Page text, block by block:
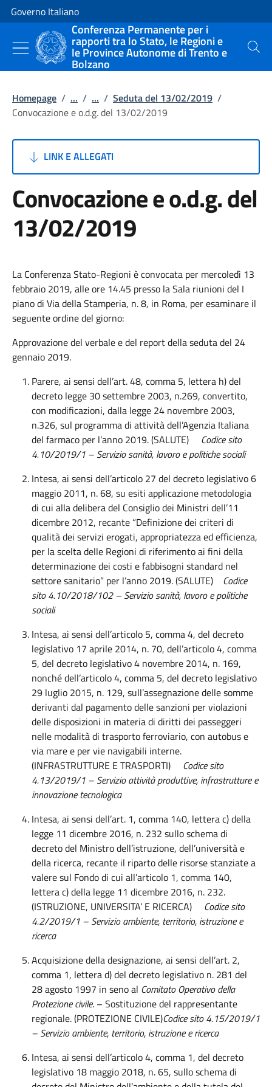
Vai al contenuto
Vai alla navigazione del sito
Governo Italiano
Conferenza Permanente per i
rapporti tra lo Stato, le Regioni e
le Province Autonome di Trento e
Bolzano
Cerca
Homepage / ... / ... / Seduta del 13/02/2019 /
Convocazione e o.d.g. del 13/02/2019
LINK E ALLEGATI
Convocazione e o.d.g. del
13/02/2019
La Conferenza Stato-Regioni è convocata per mercoledì 13
febbraio 2019, alle ore 14.45 presso la Sala riunioni del I
piano di Via della Stamperia, n. 8, in Roma, per esaminare il
seguente ordine del giorno:
Approvazione del verbale e del report della seduta del 24
gennaio 2019.
Parere, ai sensi dell’art. 48, comma 5, lettera h) del
decreto legge 30 settembre 2003, n.269, convertito,
con modificazioni, dalla legge 24 novembre 2003,
n.326, sul programma di attività dell’Agenzia Italiana
del farmaco per l’anno 2019. (SALUTE) Codice sito
4.10/2019/1 – Servizio sanità, lavoro e politiche sociali
Intesa, ai sensi dell’articolo 27 del decreto legislativo 6
maggio 2011, n. 68, su esiti applicazione metodologia
di cui alla delibera del Consiglio dei Ministri dell’11
dicembre 2012, recante “Definizione dei criteri di
qualità dei servizi erogati, appropriatezza ed efficienza,
per la scelta delle Regioni di riferimento ai fini della
determinazione dei costi e fabbisogni standard nel
settore sanitario” per l’anno 2019. (SALUTE) Codice
sito 4.10/2018/102 – Servizio sanità, lavoro e politiche
sociali
Intesa, ai sensi dell’articolo 5, comma 4, del decreto
legislativo 17 aprile 2014, n. 70, dell’articolo 4, comma
5, del decreto legislativo 4 novembre 2014, n. 169,
nonché dell’articolo 4, comma 5, del decreto legislativo
29 luglio 2015, n. 129, sull’assegnazione delle somme
derivanti dal pagamento delle sanzioni per violazioni
delle disposizioni in materia di diritti dei passeggeri
nelle modalità di trasporto ferroviario, con autobus e
via mare e per vie navigabili interne.
(INFRASTRUTTURE E TRASPORTI) Codice sito
4.13/2019/1 – Servizio attività produttive, infrastrutture e
innovazione tecnologica
Intesa, ai sensi dell’art. 1, comma 140, lettera c) della
legge 11 dicembre 2016, n. 232 sullo schema di
decreto del Ministro dell’istruzione, dell’università e
della ricerca, recante il riparto delle risorse stanziate a
valere sul Fondo di cui all’articolo 1, comma 140,
lettera c) della legge 11 dicembre 2016, n. 232.
(ISTRUZIONE, UNIVERSITA’ E RICERCA) Codice sito
4.2/2019/1 – Servizio ambiente, territorio, istruzione e
ricerca
Acquisizione della designazione, ai sensi dell’art. 2,
comma 1, lettera d) del decreto legislativo n. 281 del
28 agosto 1997 in seno al Comitato Operativo della
Protezione civile. – Sostituzione del rappresentante
regionale. (PROTEZIONE CIVILE)Codice sito 4.15/2019/1
– Servizio ambiente, territorio, istruzione e ricerca
Intesa, ai sensi dell’articolo 4, comma 1, del decreto
legislativo 18 maggio 2018, n. 65, sullo schema di